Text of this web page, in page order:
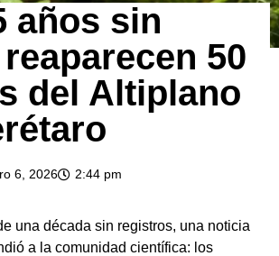
años sin
50
del Altiplano
6, 2026 2:44 pm
una década sin registros, una noticia
a la comunidad científica: los